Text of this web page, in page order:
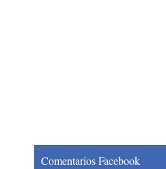
Comentarios Facebook